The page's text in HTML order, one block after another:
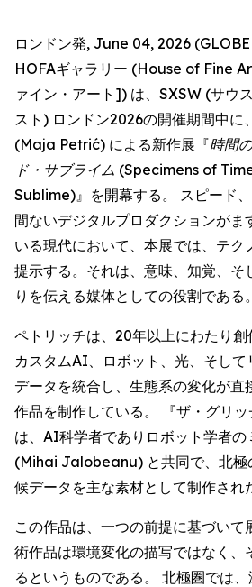
ロンドン発, June 04, 2026
HOFAギャラリー (House of Fine
ァイン・アート]) は、SXSW (サウ
スト) ロンドン2026の開催期間中に
(Maja Petrić) による新作展『時間
ド・サブライム (Specimens of
Sublime)』を開幕する。 スピード
間ないデジタルプロダクションがま
いる現代において、本展では、テク
提示する。それは、意味、知覚、そ
りを伝える媒体としての役割である。
ペトリッチは、20年以上にわたり創
カスタムAI、ロボット、光、そし
データを統合し、生態系の変化が直
作品を制作している。 『ザ・グリッ
は、AI科学者でありロボット学者の
(Mihai Jalobeanu) と共同で、北極
候データを主な素材として制作され
この作品は、一つの前提に基づいて
術作品は環境変化の描写ではなく、
るというものである。 北極圏では